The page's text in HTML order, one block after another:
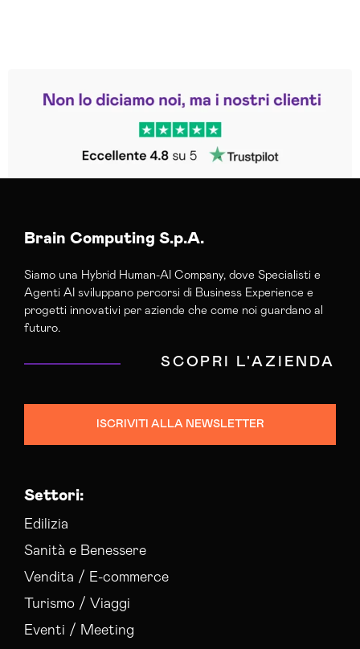
Trustpilot
Brain Computing S.p.A.
Siamo una Hybrid Human-AI Company, dove Specialisti e
Agenti AI sviluppano percorsi di Business Experience e
progetti innovativi per aziende che come noi guardano al
futuro.
SCOPRI L'AZIENDA
ISCRIVITI ALLA NEWSLETTER
Settori:
Edilizia
Sanità e Benessere
Vendita / E-commerce
Turismo / Viaggi
Eventi / Meeting